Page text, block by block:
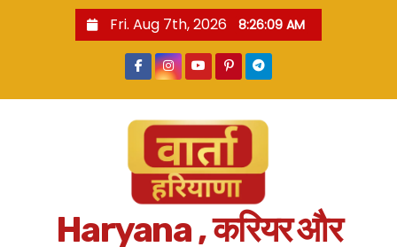
Fri. Aug 7th, 2026 8:26:10 AM
Haryana , करियर और